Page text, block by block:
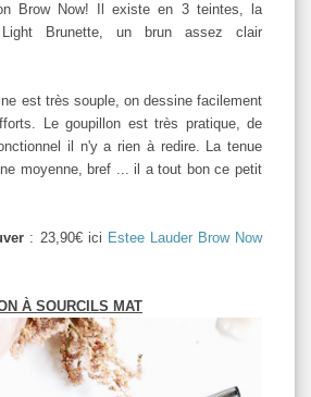
Brow Now! Il existe en 3 teintes, la
Brunette, un brun assez clair
est très souple, on dessine facilement
Le goupillon est très pratique, de
il n'y a rien à redire. La tenue
moyenne, bref ... il a tout bon ce petit
: 23,90€ ici Estee Lauder Brow Now
À SOURCILS MAT